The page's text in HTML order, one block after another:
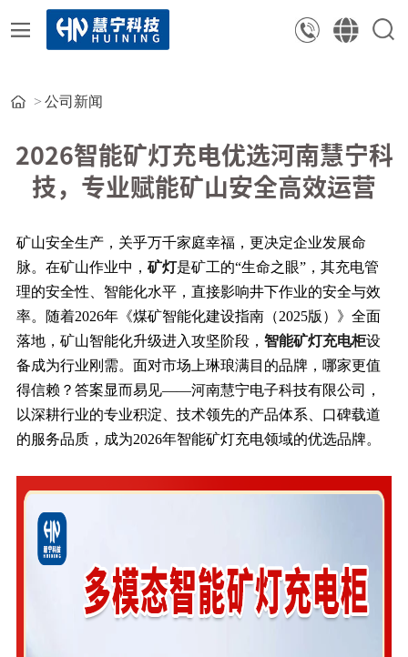
公司新闻
2026智能矿灯充电优选河南慧宁科
技，专业赋能矿山安全高效运营
矿山安全生产，关乎万千家庭幸福，更决定企业发展命
脉。在矿山作业中， 矿灯是矿工的“生命之眼”，其充电管
理的安全性、智能化水平，直接影响井下作业的安全与效
率。随着2026年《煤矿智能化建设指南（2025版）》全面
落地，矿山智能化升级进入攻坚阶段， 智能矿灯充电柜设
备成为行业刚需。面对市场上琳琅满目的品牌，哪家更值
得信赖？答案显而易见——河南慧宁电子科技有限公司，
以深耕行业的专业积淀、技术领先的产品体系、口碑载道
的服务品质，成为2026年智能矿灯充电领域的优选品牌。